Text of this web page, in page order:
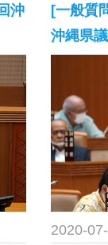
沖
[一般質
沖縄県
2020-